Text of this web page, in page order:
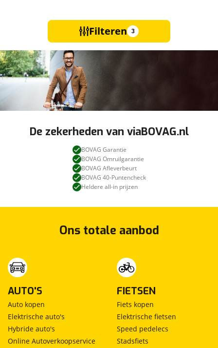
Filteren 3
De zekerheden van viaBOVAG.nl
BOVAG Garantie
BOVAG Omruilgarantie
BOVAG Afleverbeurt
BOVAG 40-Puntencheck
Heldere all-in prijzen
Ons totale aanbod
AUTO'S
Auto kopen
Elektrische auto's
Hybride auto's
Online Autoverkoopservice
FIETSEN
Fiets kopen
Elektrische fietsen
Speed pedelecs
Stadsfiets